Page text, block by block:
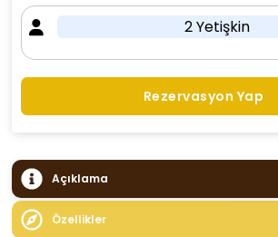
2 Yetişkin
Rezervasyon Yap
Açıklama
Özellikler